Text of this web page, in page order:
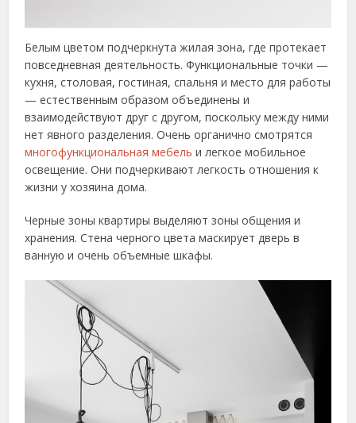
Белым цветом подчеркнута жилая зона, где протекает
повседневная деятельность. Функциональные точки —
кухня, столовая, гостиная, спальня и место для работы
— естественным образом объединены и
взаимодействуют друг с другом, поскольку между ними
нет явного разделения. Очень органично смотрятся
многофункциональная мебель и легкое мобильное
освещение. Они подчеркивают легкость отношения к
жизни у хозяина дома.
Черные зоны квартиры выделяют зоны общения и
хранения. Стена черного цвета маскирует дверь в
ванную и очень объемные шкафы.